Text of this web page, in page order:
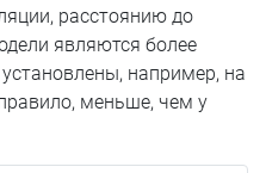
расстоянию до
являются более
например, на
меньше, чем у